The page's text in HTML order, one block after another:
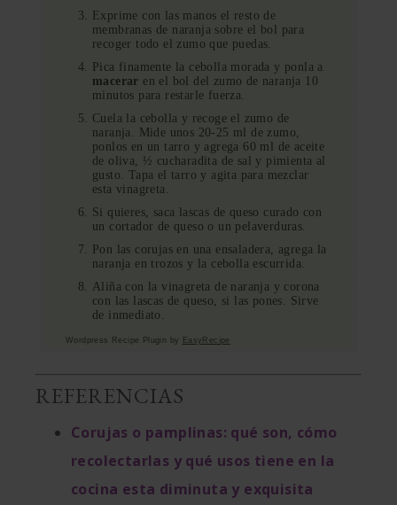
Exprime con las manos el resto de
membranas de naranja sobre el bol para
recoger todo el zumo que puedas.
Pica finamente la cebolla morada y ponla a
macerar en el bol del zumo de naranja 10
minutos para restarle fuerza.
Cuela la cebolla y recoge el zumo de
naranja. Mide unos 20-25 ml de zumo,
ponlos en un tarro y agrega 60 ml de aceite
de oliva, ½ cucharadita de sal y pimienta al
gusto. Tapa el tarro y agita para mezclar
esta vinagreta.
Si quieres, saca lascas de queso curado con
un cortador de queso o un pelaverduras.
Pon las corujas en una ensaladera, agrega la
naranja en trozos y la cebolla escurrida.
Aliña con la vinagreta de naranja y corona
con las lascas de queso, si las pones. Sirve
de inmediato.
Wordpress Recipe Plugin by EasyRecipe
REFERENCIAS
Corujas o pamplinas: qué son, cómo
recolectarlas y qué usos tiene en la
cocina esta diminuta y exquisita